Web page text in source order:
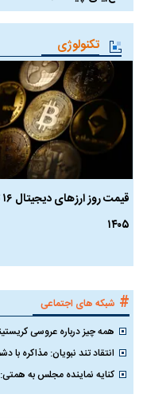
تکنولوژی
۱۴۰۵
# شبکه های اجتماعی
همه چیز درباره عروسی
انتقاد تند نبویان: مذاکره
کنایه نماینده مجلس به